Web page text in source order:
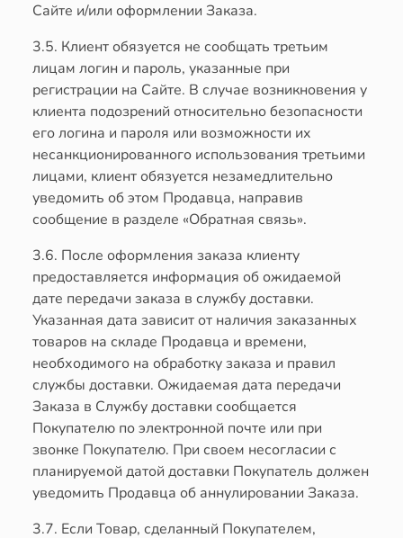
Сайте и/или оформлении Заказа.
3.5. Клиент обязуется не сообщать третьим
лицам логин и пароль, указанные при
регистрации на Сайте. В случае возникновения у
клиента подозрений относительно безопасности
его логина и пароля или возможности их
несанкционированного использования третьими
лицами, клиент обязуется незамедлительно
уведомить об этом Продавца, направив
сообщение в разделе «Обратная связь».
3.6. После оформления заказа клиенту
предоставляется информация об ожидаемой
дате передачи заказа в службу доставки.
Указанная дата зависит от наличия заказанных
товаров на складе Продавца и времени,
необходимого на обработку заказа и правил
службы доставки. Ожидаемая дата передачи
Заказа в Службу доставки сообщается
Покупателю по электронной почте или при
звонке Покупателю. При своем несогласии с
планируемой датой доставки Покупатель должен
уведомить Продавца об аннулировании Заказа.
3.7. Если Товар, сделанный Покупателем,